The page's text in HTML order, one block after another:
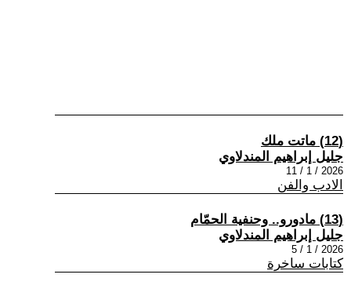
(12) ماتت ملك
جليل إبراهيم المندلاوي
2026 / 1 / 11
الادب والفن
(13) مادورو.. وحنفية الحمّام
جليل إبراهيم المندلاوي
2026 / 1 / 5
كتابات ساخرة